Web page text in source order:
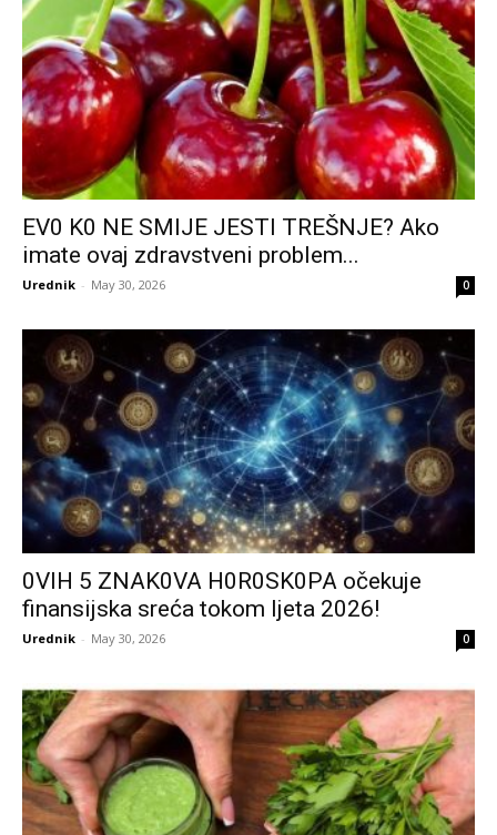
EV0 K0 NE SMlJE JESTl TREŠNJE? Ako
imate ovaj zdravstveni problem...
Urednik - May 30, 2026 0
0VlH 5 ZNAK0VA H0R0SK0PA očekuje
finansijska sreća tokom ljeta 2026!
Urednik - May 30, 2026 0